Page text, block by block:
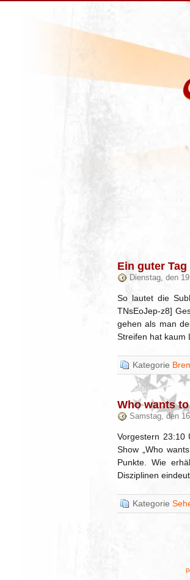
Ein guter
Dienstag, den
So lautet die
TNsEoJep-z8]
gehen als man
Streifen hat kaum
Kategorie
Who wants
Samstag, den
Vorgestern 23:10
Show „Who
Punkte. Wie
Disziplinen
Kategorie